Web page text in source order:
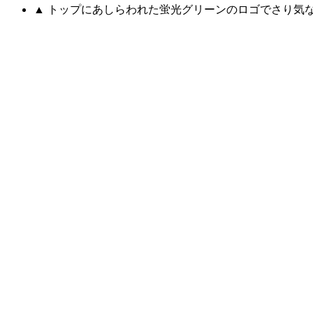
▲ トップにあしらわれた蛍光グリーンのロゴでさり気